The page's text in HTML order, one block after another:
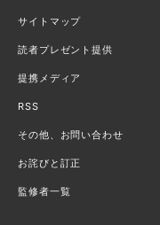
サイトマップ
読者プレゼント提供
提携メディア
RSS
その他、お問い合わせ
お詫びと訂正
監修者一覧